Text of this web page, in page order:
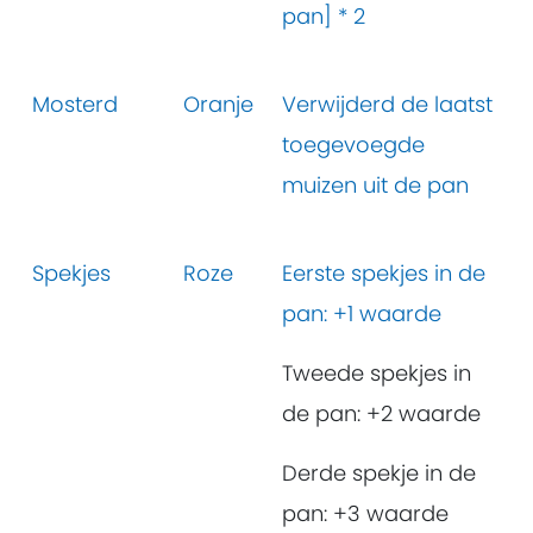
pan] * 2
Mosterd Oranje
Verwijderd de laatst
toegevoegde
muizen uit de pan
Spekjes Roze
Eerste spekjes in de
pan: +1 waarde
Tweede spekjes in
de pan: +2 waarde
Derde spekje in de
pan: +3 waarde